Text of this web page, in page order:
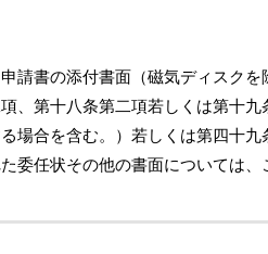
書の添付書面（磁気ディスクを
、第十八条第二項若しくは第十
場合を含む。）若しくは第四十
委任状その他の書面については、